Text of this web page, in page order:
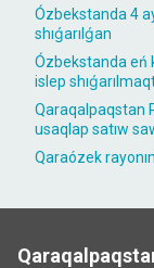
Ózbekstanda 4
shıǵarılǵan
Ózbekstanda eń
islep
Qaraqalpaqstan
usaqlap satıw
Qaraózek